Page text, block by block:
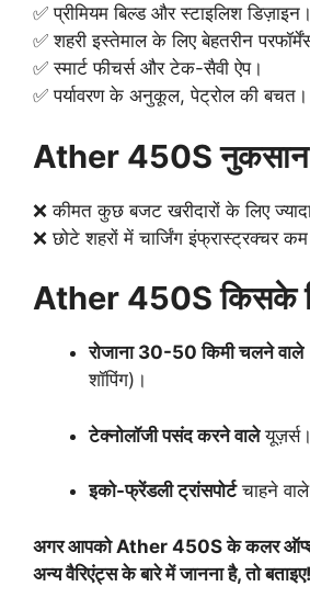
✅ प्रीमियम बिल्ड और स्टाइलिश डिज़ाइन।
✅ शहरी इस्तेमाल के लिए बेहतरीन
✅ स्मार्ट फीचर्स और टेक-सैवी ऐप।
✅ पर्यावरण के अनुकूल, पेट्रोल की बचत।
Ather 450S
❌ कीमत कुछ बजट खरीदारों के लिए
❌ छोटे शहरों में चार्जिंग इंफ्रास्ट्रक्चर
Ather 450S किसके
रोजाना 30-50 किमी चलने वाले
शॉपिंग)।
टेक्नोलॉजी पसंद करने वालेयूज़र्स।
इको-फ्रेंडली ट्रांसपोर्टचाहने
अगर आपको Ather 450S के कलर
अन्य वैरिएंट्स के बारे में जानना है, तो बताइए!